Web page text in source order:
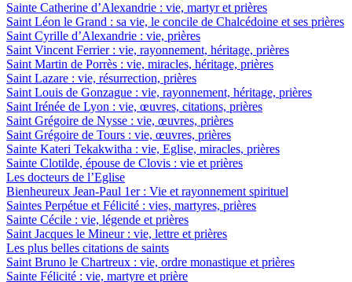
Sainte Catherine d’Alexandrie : vie, martyr et prières
Saint Léon le Grand : sa vie, le concile de Chalcédoine et ses prières
Saint Cyrille d’Alexandrie : vie, prières
Saint Vincent Ferrier : vie, rayonnement, héritage, prières
Saint Martin de Porrès : vie, miracles, héritage, prières
Saint Lazare : vie, résurrection, prières
Saint Louis de Gonzague : vie, rayonnement, héritage, prières
Saint Irénée de Lyon : vie, œuvres, citations, prières
Saint Grégoire de Nysse : vie, œuvres, prières
Saint Grégoire de Tours : vie, œuvres, prières
Sainte Kateri Tekakwitha : vie, Eglise, miracles, prières
Sainte Clotilde, épouse de Clovis : vie et prières
Les docteurs de l’Eglise
Bienheureux Jean-Paul 1er : Vie et rayonnement spirituel
Saintes Perpétue et Félicité : vies, martyres, prières
Sainte Cécile : vie, légende et prières
Saint Jacques le Mineur : vie, lettre et prières
Les plus belles citations de saints
Saint Bruno le Chartreux : vie, ordre monastique et prières
Sainte Félicité : vie, martyre et prière